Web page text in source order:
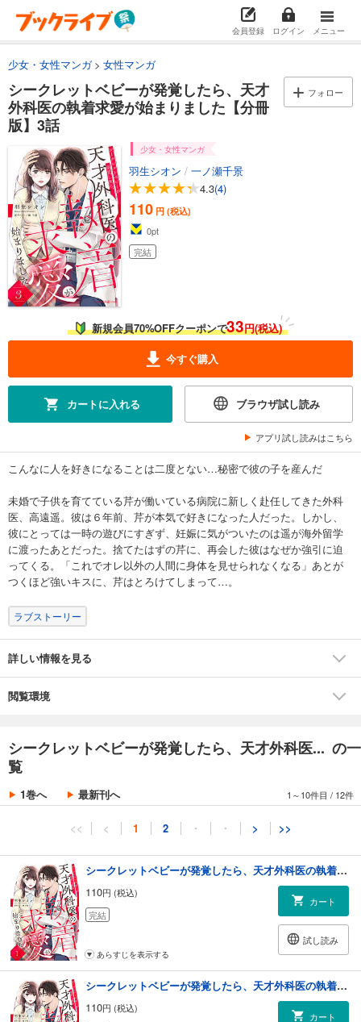
会員登録 ログイン メニュー
少女・女性マンガ 女性マンガ
シークレットベビーが発覚したら、天才
外科医の執着求愛が始まりました【分冊
版】3話
フォロー
少女・女性マンガ
羽生シオン / 一ノ瀬千景
4.3(4)
110 円 (税込)
0pt
完結
新規会員70%OFFクーポンで33円(税込)
今すぐ購入
カートに入れる ブラウザ試し読み
アプリ試し読みはこちら
こんなに人を好きになることは二度とない…秘密で彼の子を産んだ
未婚で子供を育てている芹が働いている病院に新しく赴任してきた外科
医、高遠遥。彼は６年前、芹が本気で好きになった人だった。しかし、
彼にとっては一時の遊びにすぎず、妊娠に気がついたのは遥が海外留学
に渡ったあとだった。捨てたはずの芹に、再会した彼はなぜか強引に迫
ってくる。「これでオレ以外の人間に身体を見せられなくなる」あとが
つくほど強いキスに、芹はとろけてしまって…。
ラブストーリー
詳しい情報を見る
閲覧環境
シークレットベビーが発覚したら、天才外科医... の一
覧
1巻へ 最新刊へ 1～10件目 / 12件
<< < 1 2 ・ ・ > >>
シークレットベビーが発覚したら、天才外科医の執着求愛が始まりました【分冊版】1話
110円 (税込)
完結
カート
試し読み
あらすじを表示する
シークレットベビーが発覚したら、天才外科医の執着求愛が始まりました【分冊版】2話
110円 (税込)
カート